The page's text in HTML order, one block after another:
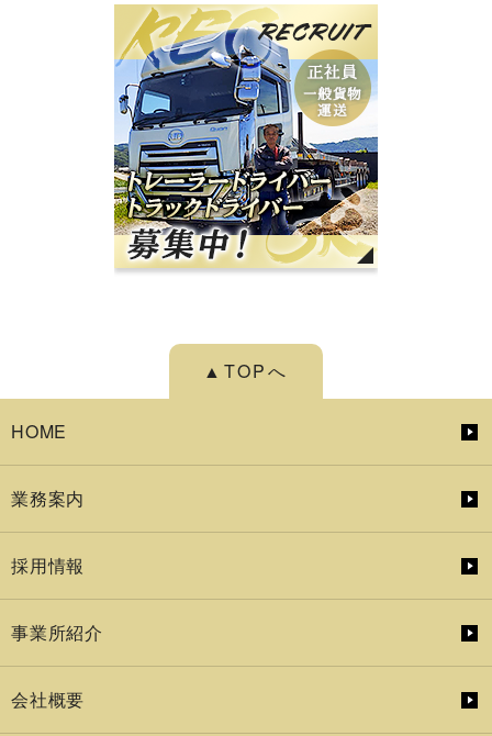
▲TOPへ
HOME
業務案内
採用情報
事業所紹介
会社概要